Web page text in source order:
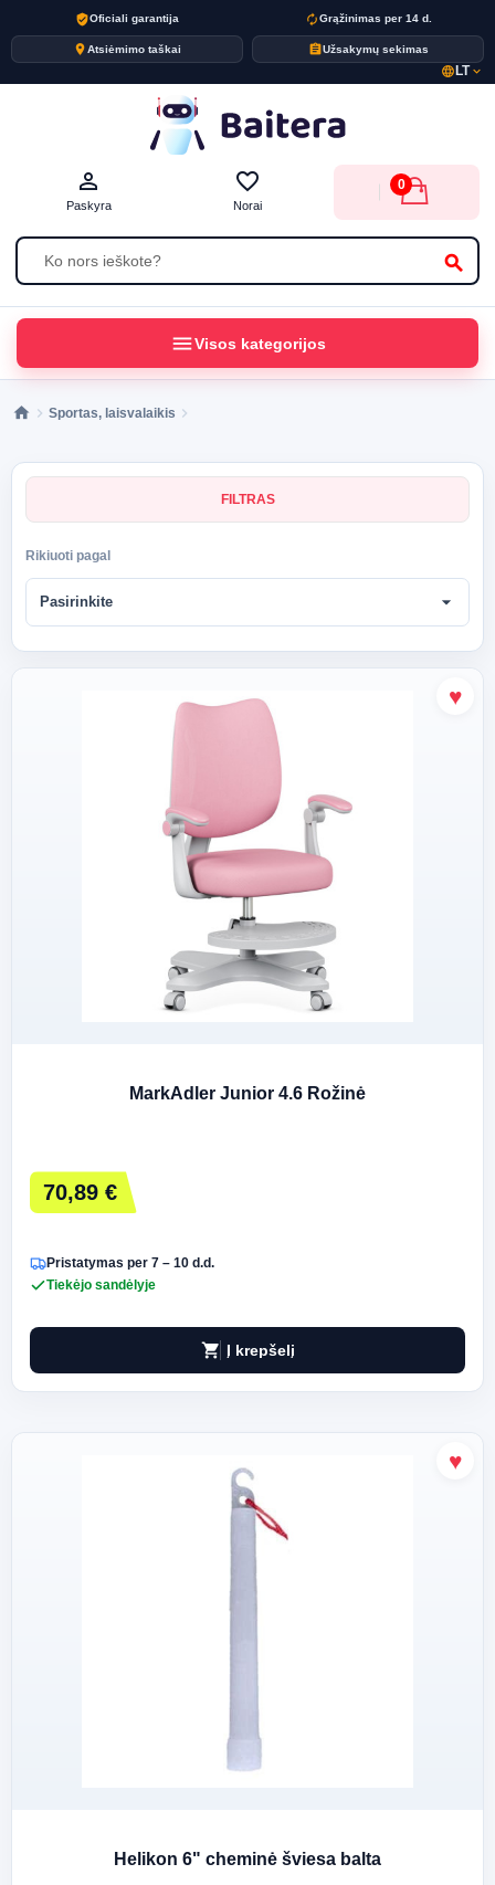
verified_userOficiali garantija autorenewGrąžinimas per 14 d.
placeAtsiėmimo taškai assignmentUžsakymų sekimas
language LTexpand_more
search
person_outline
Paskyra
favorite_border
Norai
0
menuVisos kategorijos
Sportas, laisvalaikis
FILTRAS
Rikiuoti pagal
Pasirinkite arrow_drop_down
MarkAdler Junior 4.6 Rožinė
70,89 €
Pristatymas per 7 – 10 d.d.
Tiekėjo sandėlyje
shopping_cart Į krepšelį
Helikon 6" cheminė šviesa balta